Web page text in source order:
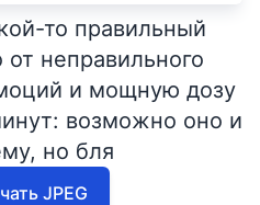
то правильный
неправильного
и мощную дозу
возможно оно и
но бля
JPEG